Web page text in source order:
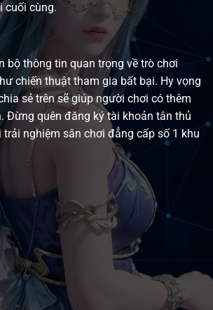
cuối cùng.
bộ thông tin quan trọng về trò chơi
chiến thuật tham gia bất bại. Hy vọng
sẻ trên sẽ giúp người chơi có thêm
Đừng quên đăng ký tài khoản tân thủ
trải nghiệm sân chơi đẳng cấp số 1 khu